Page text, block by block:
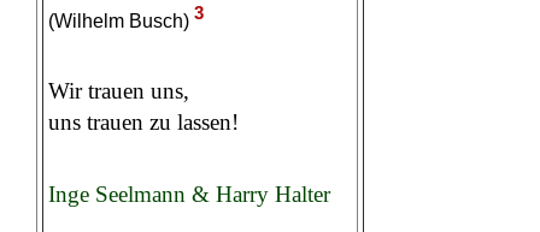
(Wilhelm Busch) 3
Wir trauen uns,
uns trauen zu lassen!
Inge Seelmann & Harry Halter